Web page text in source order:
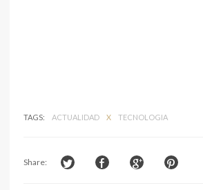
TAGS: ACTUALIDAD X TECNOLOGIA
Share: